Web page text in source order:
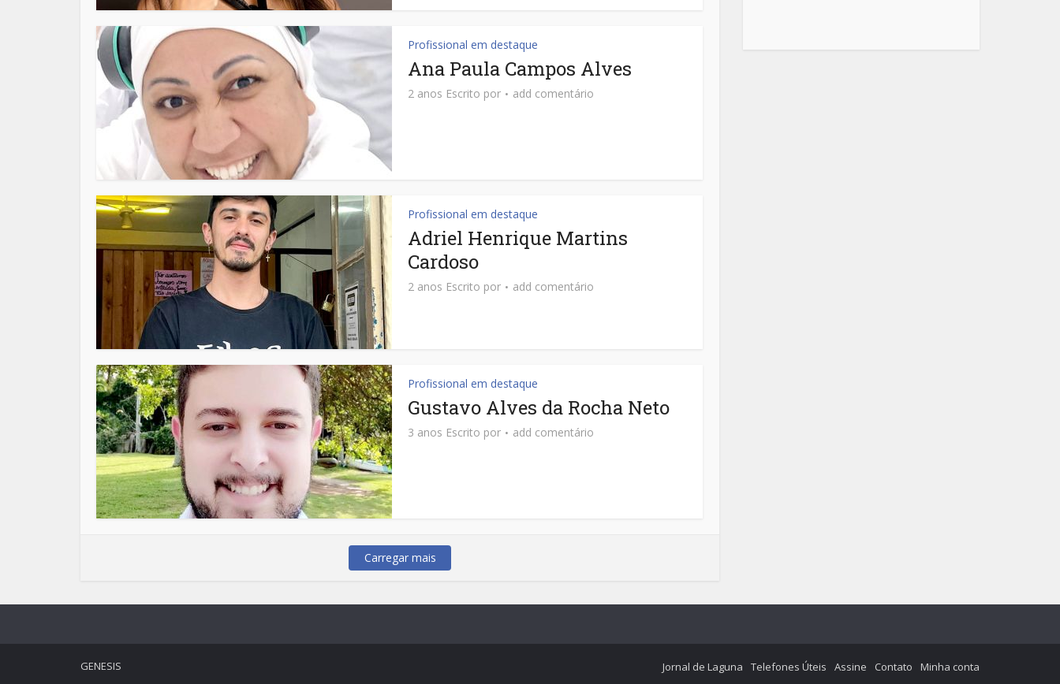
Profissional em destaque
Ana Paula Campos Alves
2 anos Escrito por add comentário
Profissional em destaque
Adriel Henrique Martins
Cardoso
2 anos Escrito por add comentário
Profissional em destaque
Gustavo Alves da Rocha Neto
3 anos Escrito por add comentário
Carregar mais
GENESIS Jornal de Laguna Telefones Úteis Assine Contato Minha conta